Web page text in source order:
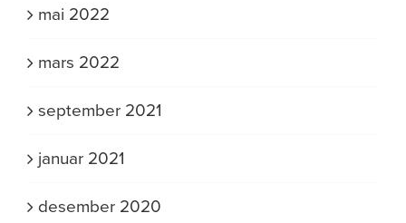
mai 2022
mars 2022
september 2021
januar 2021
desember 2020